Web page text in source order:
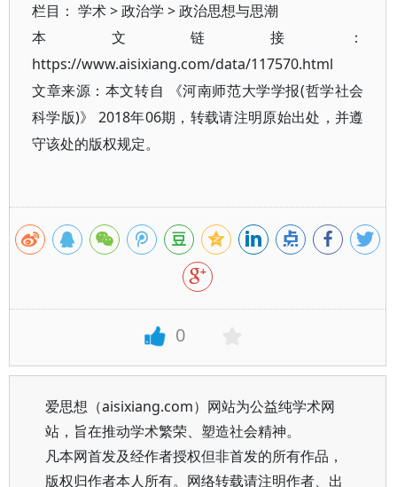
栏目： 学术>政治学 >政治思想与思潮
本文链接：
https://www.aisixiang.com/data/117570.html
文章来源：本文转自 《河南师范大学学报(哲学社会
科学版)》 2018年06期，转载请注明原始出处，并遵
守该处的版权规定。
0
爱思想（aisixiang.com）网站为公益纯学术网
站，旨在推动学术繁荣、塑造社会精神。
凡本网首发及经作者授权但非首发的所有作品，
版权归作者本人所有。网络转载请注明作者、出